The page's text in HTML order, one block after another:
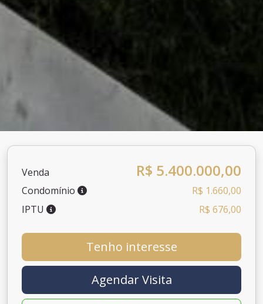
Venda R$ 5.400.000,00
Condomínio
R$ 1.660,00
IPTU
R$ 676,00
Tenho interesse
Agendar Visita